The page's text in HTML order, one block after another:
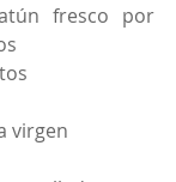
fresco por
virgen